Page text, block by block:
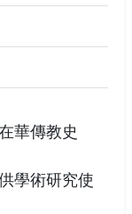
華傳教史
學術研究使